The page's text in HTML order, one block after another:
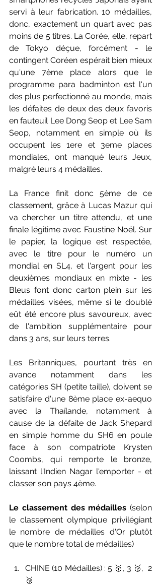
servi à leur fabrication. 10 médailles,
donc, exactement un quart avec pas
moins de 5 titres. La Corée, elle, repart
de Tokyo déçue, forcément - le
contingent Coréen espérait bien mieux
qu'une 7ème place alors que le
programme para badminton est l'un
des plus perfectionné au monde, mais
les défaites de deux des deux favoris
en fauteuil Lee Dong Seop et Lee Sam
Seop, notamment en simple où ils
occupent les 1ere et 3eme places
mondiales, ont manqué leurs Jeux,
malgré leurs 4 médailles.
La France finit donc 5ème de ce
classement, grâce à Lucas Mazur qui
va chercher un titre attendu, et une
finale légitime avec Faustine Noël. Sur
le papier, la logique est respectée,
avec le titre pour le numéro un
mondial en SL4, et l'argent pour les
deuxièmes mondiaux en mixte - les
Bleus font donc carton plein sur les
médailles visées, même si le doublé
eût été encore plus savoureux, avec
de l'ambition supplémentaire pour
dans 3 ans, sur leurs terres.
Les Britanniques, pourtant très en
avance notamment dans les
catégories SH (petite taille), doivent se
satisfaire d'une 8ème place ex-aequo
avec la Thaïlande, notamment à
cause de la défaite de Jack Shepard
en simple homme du SH6 en poule
face à son compatriote Krysten
Coombs, qui remporte le bronze,
laissant l'Indien Nagar l'emporter - et
classer son pays 4ème.
Le classement des médailles (selon
le classement olympique privilégiant
le nombre de médailles d'Or plutôt
que le nombre total de médailles)
CHINE (10 Médailles) : 5 🥇, 3 🥈,  2
🥉